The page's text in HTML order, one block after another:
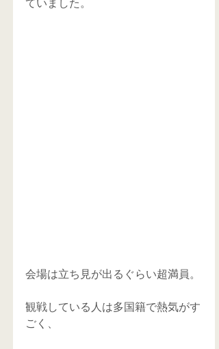
ていました。
会場は立ち見が出るぐらい超満員。
観戦している人は多国籍で熱気がす
ごく、